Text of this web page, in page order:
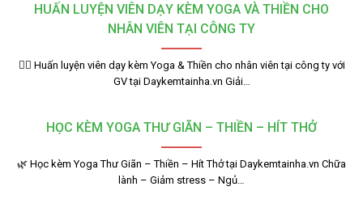
HUẤN LUYỆN VIÊN DẠY KÈM YOGA VÀ THIỀN CHO
NHÂN VIÊN TẠI CÔNG TY
🧘‍♂️ Huấn luyện viên dạy kèm Yoga & Thiền cho nhân viên tại công ty với
GV tại Daykemtainha.vn Giải…
HỌC KÈM YOGA THƯ GIÃN – THIỀN – HÍT THỞ
🌿 Học kèm Yoga Thư Giãn – Thiền – Hít Thở tại Daykemtainha.vn Chữa
lành – Giảm stress – Ngủ…